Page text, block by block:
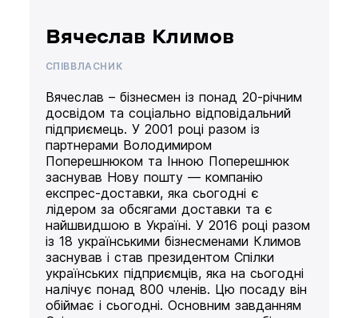
Вячеслав Климов
СПІВВЛАСНИК
Вячеслав – бізнесмен із понад 20-річним
досвідом та соціально відповідальний
підприємець. У 2001 році разом із
партнерами Володимиром
Поперешнюком та Інною Поперешнюк
заснував Нову пошту — компанію
експрес-доставки, яка сьогодні є
лідером за обсягами доставки та є
найшвидшою в Україні. У 2016 році разом
із 18 українськими бізнесменами Климов
заснував і став президентом Спілки
українських підприємців, яка на сьогодні
налічує понад 800 членів. Цю посаду він
обіймає і сьогодні. Основним завданням